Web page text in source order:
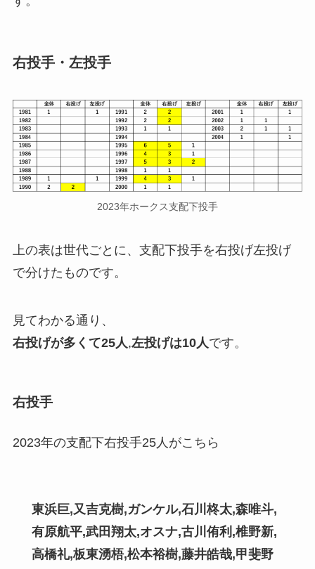
右投手・左投手
2023年ホークス支配下投手
上の表は世代ごとに、支配下投手を右投げ左投げ
で分けたものです。
見てわかる通り、
右投げが多くて25人 ,左投げは10人 です。
右投手
2023年の支配下右投手25人がこちら
東浜巨,又吉克樹,ガンケル,石川柊太,森唯斗,
有原航平,武田翔太,オスナ,古川侑利,椎野新,
高橋礼,板東湧梧,松本裕樹,藤井皓哉,甲斐野